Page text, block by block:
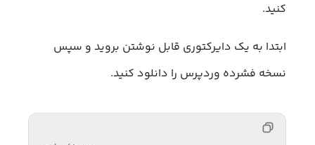
کنید.
ابتدا به یک دایرکتوری قابل نوشتن بروید و سپس
نسخه فشرده وردپرس را دانلود کنید.